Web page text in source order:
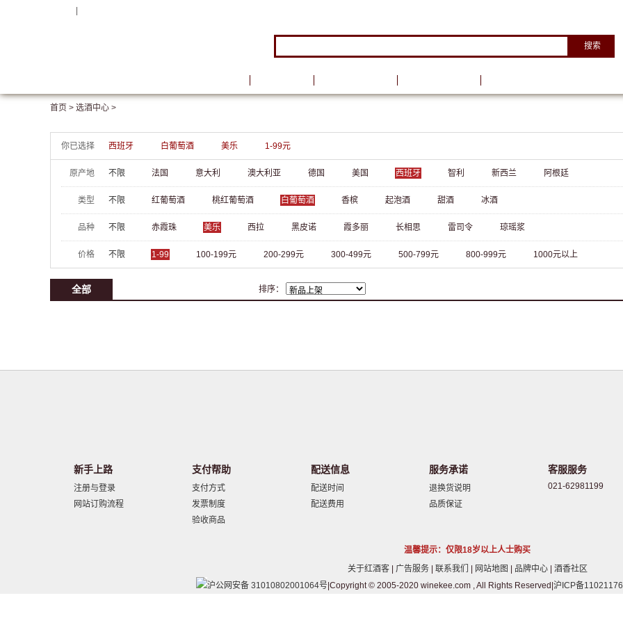
搜索
首页 > 选酒中心 >
你已选择 西班牙 白葡萄酒 美乐 1-99元
原产地 不限 法国 意大利 澳大利亚 德国 美国 西班牙 智利 新西兰 阿根廷
类型 不限 红葡萄酒 桃红葡萄酒 白葡萄酒 香槟 起泡酒 甜酒 冰酒
品种 不限 赤霞珠 美乐 西拉 黑皮诺 霞多丽 长相思 雷司令 琼瑶浆
价格 不限 1-99 100-199元 200-299元 300-499元 500-799元 800-999元 1000元以上
全部 排序：
新手上路
注册与登录
网站订购流程
支付帮助
支付方式
发票制度
验收商品
配送信息
配送时间
配送费用
服务承诺
退换货说明
品质保证
客服服务
021-62981199
温馨提示：仅限18岁以上人士购买
关于红酒客
广告服务 联系我们 网站地图 品牌中心
酒香社区
沪公网安备 31010802001064号|Copyright © 2005-2020 winekee.com , All Rights Reserved| 沪ICP备